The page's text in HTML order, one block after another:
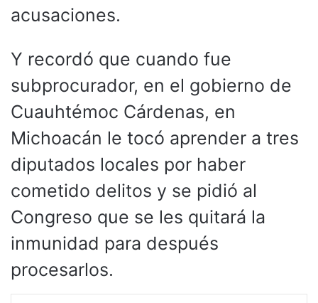
acusaciones.
Y recordó que cuando fue
subprocurador, en el gobierno de
Cuauhtémoc Cárdenas, en
Michoacán le tocó aprender a tres
diputados locales por haber
cometido delitos y se pidió al
Congreso que se les quitará la
inmunidad para después
procesarlos.